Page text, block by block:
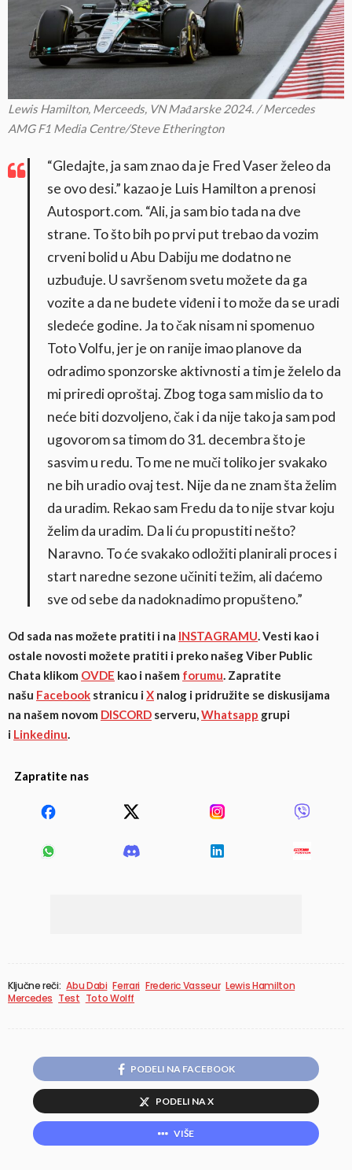
Lewis Hamilton, Merceeds, VN Mađarske 2024. / Mercedes
AMG F1 Media Centre/Steve Etherington
“Gledajte, ja sam znao da je Fred Vaser želeo da
se ovo desi.” kazao je Luis Hamilton a prenosi
Autosport.com. “Ali, ja sam bio tada na dve
strane. To što bih po prvi put trebao da vozim
crveni bolid u Abu Dabiju me dodatno ne
uzbuđuje. U savršenom svetu možete da ga
vozite a da ne budete viđeni i to može da se uradi
sledeće godine. Ja to čak nisam ni spomenuo
Toto Volfu, jer je on ranije imao planove da
odradimo sponzorske aktivnosti a tim je želelo da
mi priredi oproštaj. Zbog toga sam mislio da to
neće biti dozvoljeno, čak i da nije tako ja sam pod
ugovorom sa timom do 31. decembra što je
sasvim u redu. To me ne muči toliko jer svakako
ne bih uradio ovaj test. Nije da ne znam šta želim
da uradim. Rekao sam Fredu da to nije stvar koju
želim da uradim. Da li ću propustiti nešto?
Naravno. To će svakako odložiti planirali proces i
start naredne sezone učiniti težim, ali daćemo
sve od sebe da nadoknadimo propušteno.”
Od sada nas možete pratiti i na INSTAGRAMU. Vesti kao i
ostale novosti možete pratiti i preko našeg Viber Public
Chata klikom OVDE kao i našem forumu. Zapratite
našu Facebook stranicu iX nalog i pridružite se diskusijama
na našem novom DISCORD serveru,Whatsapp grupi
i Linkedinu.
Zapratite nas
Ključne reči: Abu Dabi Ferrari Frederic Vasseur Lewis Hamilton
Mercedes Test Toto Wolff
PODELI NA FACEBOOK
PODELI NA X
VIŠE